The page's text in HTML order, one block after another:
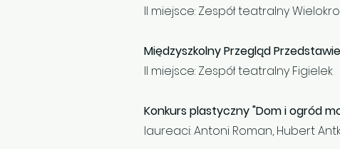
II miejsce: Zespół teatralny
Międzyszkolny Przegląd
II miejsce: Zespół teatralny Figielek
Konkurs plastyczny "Dom i ogród
laureaci: Antoni Roman, Hubert